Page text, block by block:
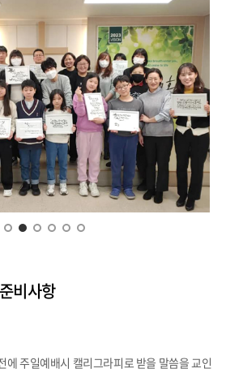
비사항
에 주일예배시 캘리그라피로 받을 말씀을 교인